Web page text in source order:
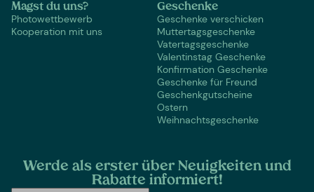
Magst du uns?
Photowettbewerb
Kooperation mit uns
Geschenke
Geschenke verschicken
Muttertagsgeschenke
Vatertagsgeschenke
Valentinstag Geschenke
Konfirmation Geschenke
Geschenke für Freund
Geschenkgutscheine
Ostern
Weihnachtsgeschenke
Werde als erster über Neuigkeiten und
Rabatte informiert!